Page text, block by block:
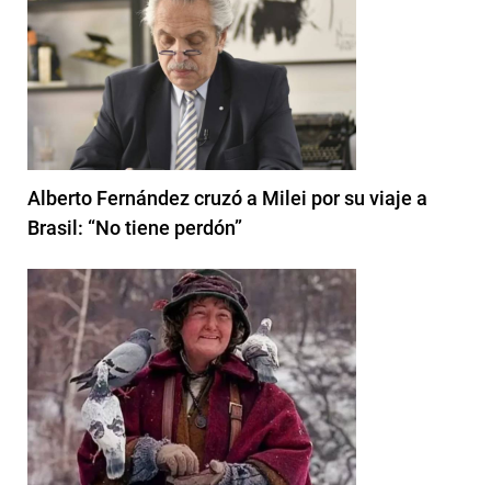
Alberto Fernández cruzó a Milei por su viaje a
Brasil: “No tiene perdón”